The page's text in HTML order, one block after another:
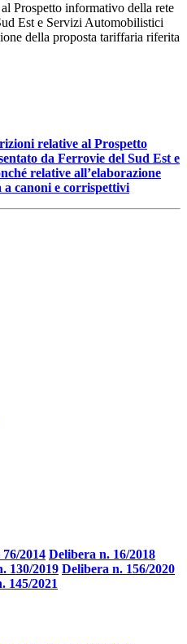
Prospetto informativo della rete
Est e Servizi Automobilistici
della proposta tariffaria riferita
relative al Prospetto
da Ferrovie del Sud Est e
relative all’elaborazione
canoni e corrispettivi
2014 Delibera n. 16/2018
130/2019 Delibera n. 156/2020
145/2021